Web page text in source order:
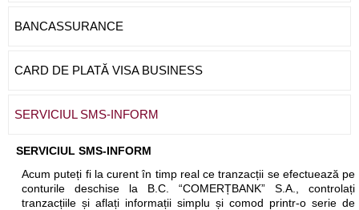
BANCASSURANCE
CARD DE PLATĂ VISA BUSINESS
SERVICIUL SMS-INFORM
SERVICIUL SMS-INFORM
Acum puteți fi la curent în timp real ce tranzacții se efectuează pe
conturile deschise la B.C. “COMERȚBANK” S.A., controlați
tranzacțiile și aflați informații simplu și comod printr-o serie de